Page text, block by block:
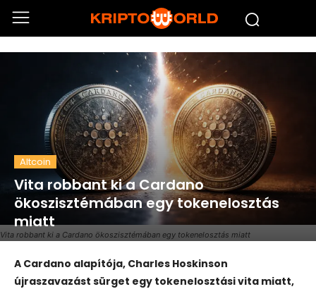
Vita robbant ki a Cardano ökoszisztémában egy tokenelosztás miatt
Altcoin
Vita robbant ki a Cardano
ökoszisztémában egy tokenelosztás
miatt
A Cardano alapítója, Charles Hoskinson
újraszavazást sürget egy tokenelosztási vita miatt,